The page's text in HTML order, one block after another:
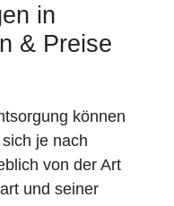
in
& Preise
können
je nach
von der Art
und seiner